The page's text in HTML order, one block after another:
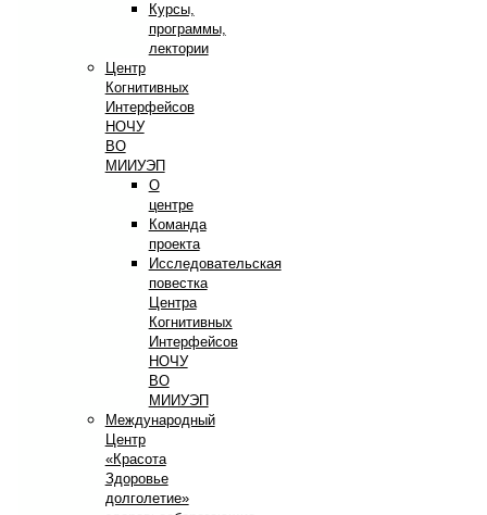
Курсы,
программы,
лектории
Центр
Когнитивных
Интерфейсов
НОЧУ
ВО
МИИУЭП
О
центре
Команда
проекта
Исследовательская
повестка
Центра
Когнитивных
Интерфейсов
НОЧУ
ВО
МИИУЭП
Международный
Центр
«Красота
Здоровье
долголетие»